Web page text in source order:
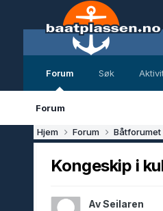
Forum
Forum
Søk
Hjem Forum Båtforumet
Kongeskip i
Av Seilaren